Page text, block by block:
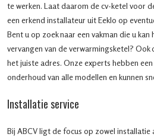
te werken. Laat daarom de cv-ketel voor
een erkend installateur uit Eeklo op
Bent u op zoek naar een vakman die u
vervangen van de verwarmingsketel? Ook
het juiste adres. Onze experts hebben
onderhoud van alle modellen en kunnen
Installatie service
Bij ABCV ligt de focus op zowel installatie